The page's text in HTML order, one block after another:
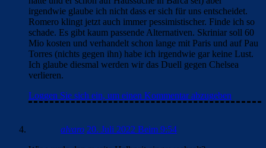
irgendwie glaube ich nicht dass er sich für uns entscheidet.
Romero klingt jetzt auch immer pessimistischer. Finde ich so
schade. Es gibt kaum passende Alternativen. Skriniar soll 60
Mio kosten und verhandelt schon lange mit Paris und auf Pau
Torres (nichts gegen ihn) habe ich irgendwie gar keine Lust.
Ich glaube diesmal werden wir das Duell gegen Chelsea
verlieren.
Loggen Sie sich ein, um einen Kommentar abzugeben
alvaro 20. Juli 2022 Beim 9:54